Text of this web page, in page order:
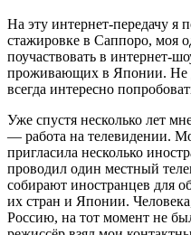
На эту интернет-передачу я
стажировке в Саппоро, моя
поучаствовать в интернет-
проживающих в Японии. Не
всегда интересно
Уже спустя несколько лет
— работа на телевидении.
пригласила несколько
проводил один местный
собирают иностранцев для
их стран и Японии.
Россию, на тот момент не